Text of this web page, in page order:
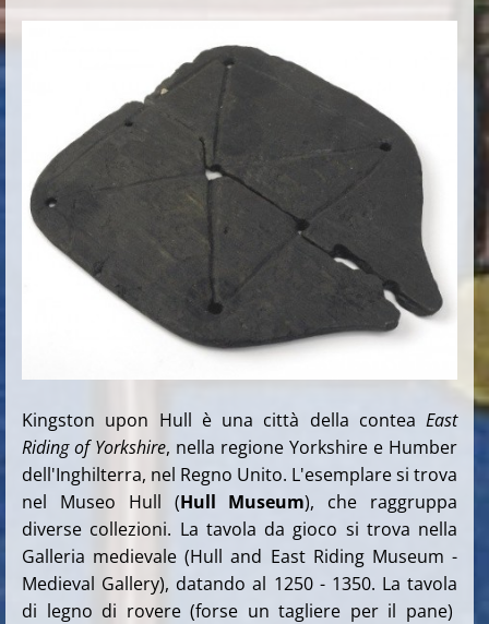
Kingston upon Hull è una città della conteaEast
Riding of Yorkshire, nella regione Yorkshire e Humber
dell'Inghilterra, nel Regno Unito. L'esemplare si trova
nel Museo Hull (Hull Museum), che raggruppa
diverse collezioni. La tavola da gioco si trova nella
Galleria medievale (Hull and East Riding Museum -
Medieval Gallery), datando al 1250 - 1350. La tavola
di legno di rovere (forse un tagliere per il pane)